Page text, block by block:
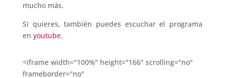
mucho más.
Si quieres, también puedes escuchar el programa
en youtube.
<iframe width="100%" height="166" scrolling="no"
frameborder="no"